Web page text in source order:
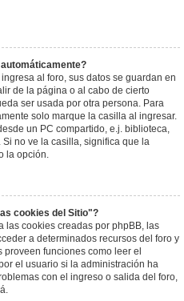
al foro, sus datos se guardan en
de la página o al cabo de cierto
ser usada por otra persona. Para
solo marque la casilla al ingresar.
un PC compartido, e.j. biblioteca,
no ve la casilla, significa que la
la opción.
cookies del Sitio"?
las cookies creadas por phpBB, las
a determinados recursos del foro y
funciones como leer el
el usuario si la administración ha
con el ingreso o salida del foro,